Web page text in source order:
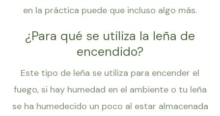
en la práctica puede que incluso algo más.
¿Para qué se utiliza la leña de
encendido?
Este tipo de leña se utiliza para encender el
fuego, si hay humedad en el ambiente o tu leña
se ha humedecido un poco al estar almacenada